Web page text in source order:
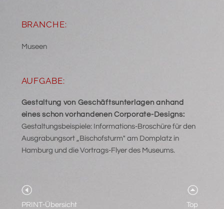
BRANCHE:
Museen
AUFGABE:
Gestaltung von Geschäftsunterlagen anhand
eines schon vorhandenen Corporate-Designs:
Gestaltungsbeispiele: Informations-Broschüre für den
Ausgrabungsort „Bischofsturm" am Domplatz in
Hamburg und die Vortrags-Flyer des Museums.
PRINT-Übersicht Top